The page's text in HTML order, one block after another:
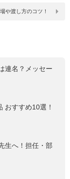
や渡し方のコツ！
連名？メッセー
おすすめ10選！
生へ！担任・部